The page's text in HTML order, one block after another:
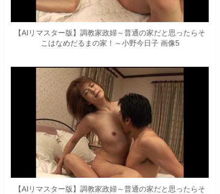
【AIリマスター版】調教家政婦～普通の家だと思ったらそ
こはなめだるまの家！～小野今日子 画像5
【AIリマスター版】調教家政婦～普通の家だと思ったらそ